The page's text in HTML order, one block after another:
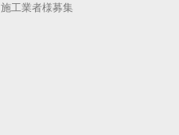
施工業者様募集